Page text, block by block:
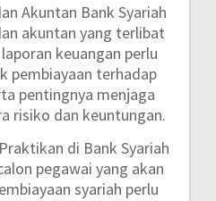
Akuntan Bank Syariah
akuntan yang terlibat
keuangan perlu
pembiayaan terhadap
pentingnya menjaga
risiko dan keuntungan.
di Bank Syariah
pegawai yang akan
syariah perlu